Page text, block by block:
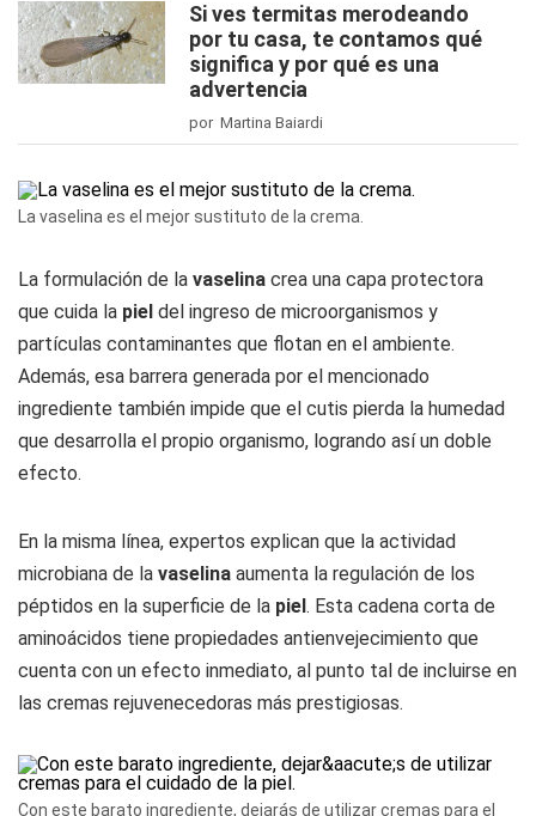
Si ves termitas merodeando
por tu casa, te contamos qué
significa y por qué es una
advertencia
por Martina Baiardi
La vaselina es el mejor sustituto de la crema.
La formulación de la vaselina crea una capa protectora
que cuida la piel del ingreso de microorganismos y
partículas contaminantes que flotan en el ambiente.
Además, esa barrera generada por el mencionado
ingrediente también impide que el cutis pierda la humedad
que desarrolla el propio organismo, logrando así un doble
efecto.
En la misma línea, expertos explican que la actividad
microbiana de la vaselina aumenta la regulación de los
péptidos en la superficie de la piel. Esta cadena corta de
aminoácidos tiene propiedades antienvejecimiento que
cuenta con un efecto inmediato, al punto tal de incluirse en
las cremas rejuvenecedoras más prestigiosas.
Con este barato ingrediente, dejarás de utilizar cremas para el